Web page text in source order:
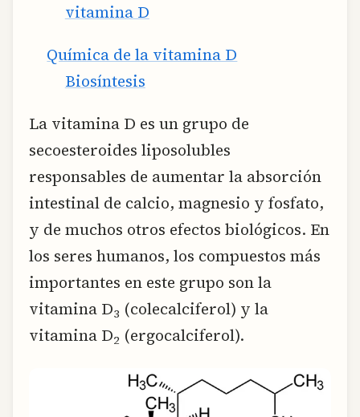
vitamina D
Química de la vitamina D
Biosíntesis
La vitamina D es un grupo de
secoesteroides liposolubles
responsables de aumentar la absorción
intestinal de calcio, magnesio y fosfato,
y de muchos otros efectos biológicos. En
los seres humanos, los compuestos más
importantes en este grupo son la
vitamina D3 (colecalciferol) y la
vitamina D2 (ergocalciferol).